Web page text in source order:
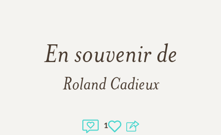
En souvenir de
Roland Cadieux
1